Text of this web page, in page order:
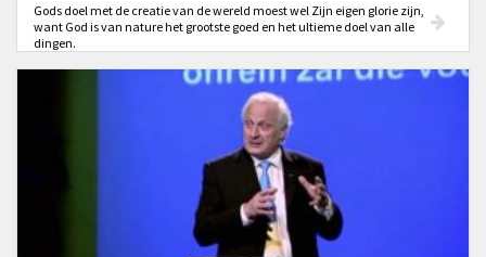
Gods doel met de creatie van de wereld moest wel Zijn eigen glorie zijn,
want God is van nature het grootste goed en het ultieme doel van alle
dingen.